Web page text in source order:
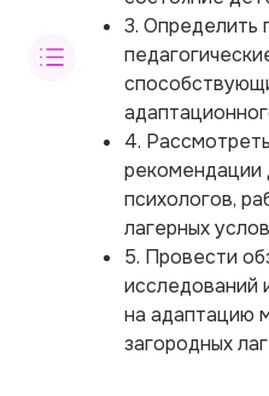
3. Определить
4.
рекомендации
психологов,
лагерных
5. Провести
исследований
на адаптацию
загородных